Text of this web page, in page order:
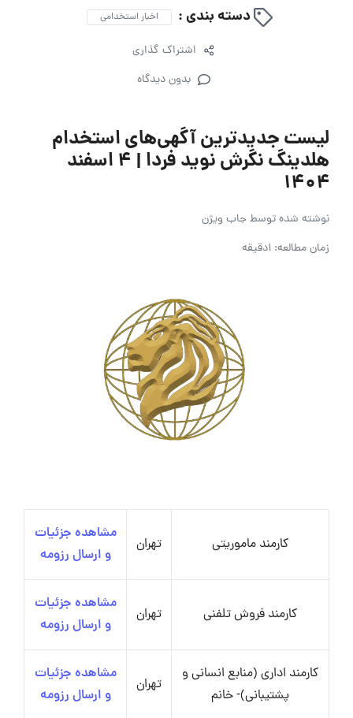
دسته بندی : اخبار استخدامی
اشتراک گذاری
بدون دیدگاه
لیست جدیدترین آگهی‌های استخدام
هلدینگ نگرش نوید فردا | 4 اسفند
۱۴۰۴
نوشته شده توسطجاب ویژن
زمان مطالعه: 1دقیقه
کارمند ماموریتی تهران
مشاهده جزئیات
و ارسال رزومه
کارمند فروش تلفنی تهران
مشاهده جزئیات
و ارسال رزومه
کارمند اداری (منابع انسانی و
پشتیبانی)- خانم
تهران
مشاهده جزئیات
و ارسال رزومه